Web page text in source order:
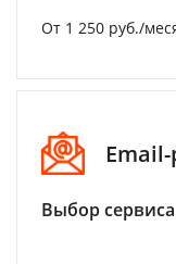
От 1 250 руб./
Выбор